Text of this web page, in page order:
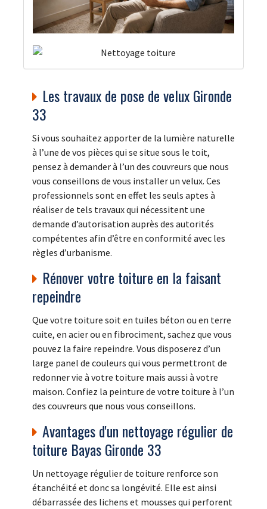
Les travaux de pose de velux Gironde
33
Si vous souhaitez apporter de la lumière naturelle
à l’une de vos pièces qui se situe sous le toit,
pensez à demander à l’un des couvreurs que nous
vous conseillons de vous installer un velux. Ces
professionnels sont en effet les seuls aptes à
réaliser de tels travaux qui nécessitent une
demande d’autorisation auprès des autorités
compétentes afin d’être en conformité avec les
règles d’urbanisme.
Rénover votre toiture en la faisant
repeindre
Que votre toiture soit en tuiles béton ou en terre
cuite, en acier ou en fibrociment, sachez que vous
pouvez la faire repeindre. Vous disposerez d’un
large panel de couleurs qui vous permettront de
redonner vie à votre toiture mais aussi à votre
maison. Confiez la peinture de votre toiture à l’un
des couvreurs que nous vous conseillons.
Avantages d'un nettoyage régulier de
toiture Bayas Gironde 33
Un nettoyage régulier de toiture renforce son
étanchéité et donc sa longévité. Elle est ainsi
débarrassée des lichens et mousses qui perforent